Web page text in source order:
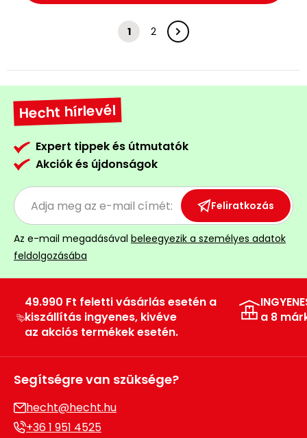
1 2
Hecht hírlevél
Expert tippek és útmutatók
Akciók és újdonságok
Feliratkozás
Az e-mail megadásával beleegyezik a személyes adatok
feldolgozásába
49.990 Ft feletti vásárlás esetén a
kiszállítás ingyenes, kivéve
az akciós termékek esetén.
a 8
Segítségre van szüksége?
hecht@hecht.hu
+36 1 951 4525